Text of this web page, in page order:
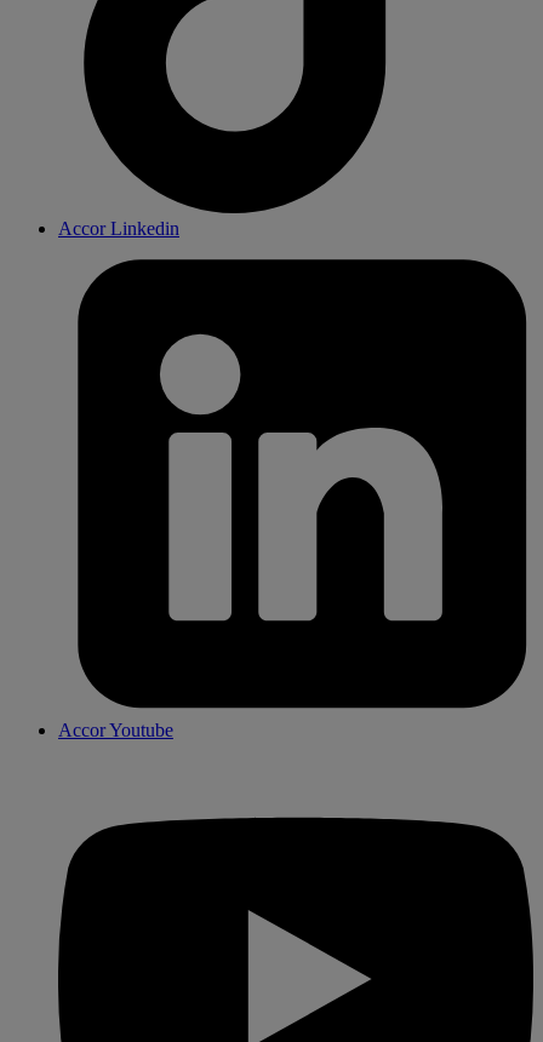
Accor Linkedin
Accor Youtube